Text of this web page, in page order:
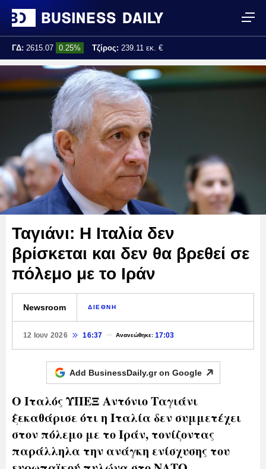
ΓΔ: 2615.07 0.25% Τζίρος: 239.11 εκ. €
Τελ. ενημέρωση: 17:25:01
Ταγιάνι: Η Ιταλία δεν
βρίσκεται και δεν θα βρεθεί σε
πόλεμο με το Ιράν
Newsroom ΔΙΕΘΝΗ
12 Ιουν 2026 16:37 Ανανεώθηκε:17:03
Add BusinessDaily.gr on Google
Ο Ιταλός ΥΠΕΞ Αντόνιο Ταγιάνι
ξεκαθάρισε ότι η Ιταλία δεν συμμετέχει
στον πόλεμο με το Ιράν, τονίζοντας
παράλληλα την ανάγκη ενίσχυσης του